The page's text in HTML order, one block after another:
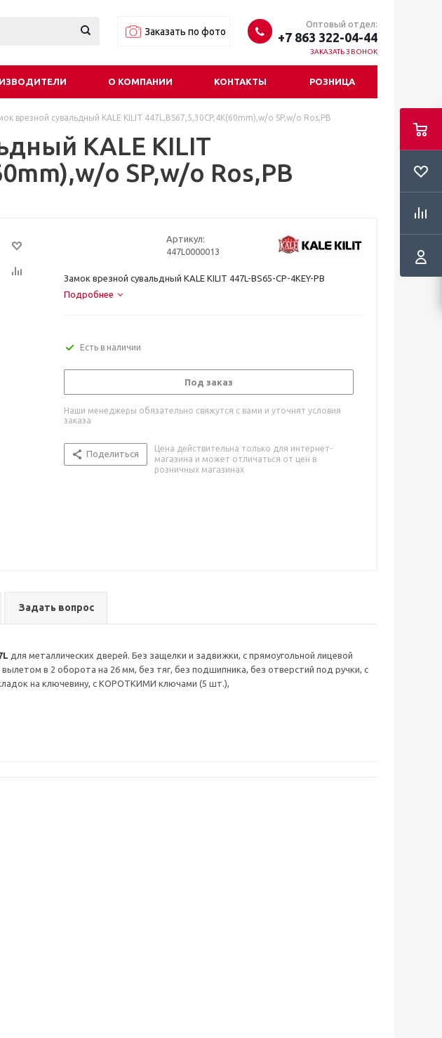
Заказать по фото
Оптовый отдел:
+7 863 322-04-44
ЗАКАЗАТЬ ЗВОНОК
О КОМПАНИИ КОНТАКТЫ РОЗНИЦА
врезной сувальдный KALE KILIT 447L,BS67,5,30CP,4K(60mm),w/o SP,w/o Ros,PB
KALE KILIT
o SP,w/o Ros,PB
Артикул:
447L0000013
Замок врезной сувальдный KALE KILIT 447L-BS65-CP-4KEY-PB
Подробнее
Есть в наличии
Под заказ
Наши менеджеры обязательно свяжутся с вами и уточнят условия
заказа
Поделиться
Цена действительна только для интернет-
магазина и может отличаться от цен в
розничных магазинах
Задать вопрос
для металлических дверей. Без защелки и задвижки, с прямоугольной лицевой
в 2 оборота на 26 мм, без тяг, без подшипника, без отверстий под ручки, с
на ключевину, с КОРОТКИМИ ключами (5 шт.),